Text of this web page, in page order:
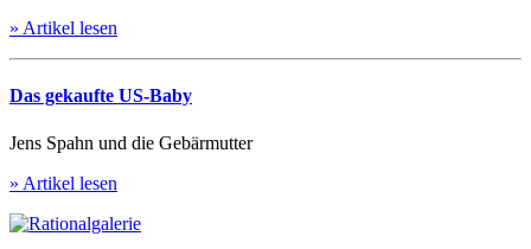
» Artikel lesen
Das gekaufte US-Baby
Jens Spahn und die Gebärmutter
» Artikel lesen